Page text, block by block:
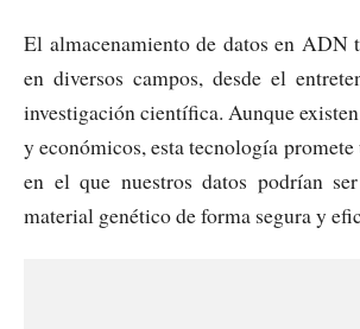
El almacenamiento de datos en ADN
en diversos campos, desde el
investigación científica. Aunque
y económicos, esta tecnología
en el que nuestros datos podrían
material genético de forma segura y